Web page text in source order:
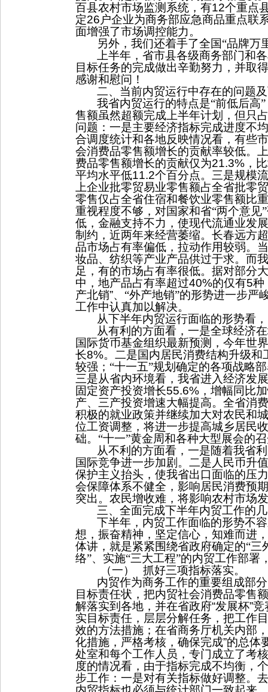
百县农村市场监测系统，有12个重点
定26 户企业为商务部应急商品重点联
面增强了市场调控能力。
另外，我们还着手了全国“品牌万
上半年，省市县各级商务部门和
目标任务的完成做出辛勤努力，并取
感谢和慰问！
二、当前内贸运行中存在的问题
我省内贸运行的特点是“前低后高
售额虽然超额完成上半年计划，但只
问题：一是主要经济指标完成进度不
合调度统计和各地反映情况看，有些
会消费品零售额增长的贡献率较低。
费品零售额增长的贡献仅为21.3%，
平均水平低11.2个百分点。 三是规模
上企业批零贸易业零售额占全省批零
零售仅占全省住宿和餐饮业零售额比
重视程度不够，对国家和省“两个意
低，金融支持不力，使现代流通业发
制约，近两年来经营萎缩。长春远方
品市场占有率偏低，拉动作用较弱。
妆品、纺织等产业产品供过于求。而
足，有的市场占有率很低。据对部分
中，地产品占有率超过40%的仅有5种
产北销”、“外产地销”的形势进一步严
工作中认真加以解决。
从下半年内贸运行面临的形势看
从有利的方面看，一是全球经济
国际货币基金组织最新预测，今年世
长8%。二是国内居民消费结构升级
较强；“十一五”规划确定的各项战略
三是从省内环境看，我省进入经济发
固定资产投资增长55.6%，增幅同比
产、三产投资增速大幅提高。全省消
积极的就业政策并继续加大对农民和
位工资调整，将进一步提高城乡居民
础。“十一”黄金周和各种大型展会的
从不利的方面看，一是随着我省
国际竞争进一步加剧。二是人民币升
保护主义抬头，使我省出口面临的压
会保障体系不健全，影响居民消费预
突出。农民增收难，将影响农村市场
三、全面完成下半年内贸工作的
下半年，内贸工作面临的形势不
想，振奋精神，坚定信心，知难而进
体讲，就是紧紧围绕省政府确定的“三
络”、实施“三大工程”的内贸工作部
（一）
抓好三项指标落实。
内贸作为商务工作的重要组成部
目标责任状，把内贸社会消费品零售
解落实到各地，并在省政府“发展杯”竞
实目标责任，层层分解任务，把工作
效的方法措施；在省商务厅机关内部
化措施，严格考核，确保完成”的总体
处室和每个工作人员，专门成立了考
度的情况看，由于指标完成不均衡，
步工作：一是对有关指标做好调整。